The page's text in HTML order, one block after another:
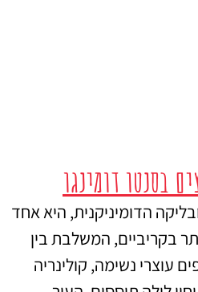
בסנטו דומינגו
הדומיניקנית, היא אחד
בקריביים, המשלבת בין
עוצרי נשימה, קולינריה